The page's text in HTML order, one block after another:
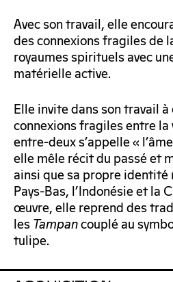
Avec son travail, elle
des connexions fragiles de
royaumes spirituels avec
matérielle active.
Elle invite dans son travail
connexions fragiles entre la
entre-deux s’appelle «
elle mêle récit du passé et
ainsi que sa propre
Pays-Bas, l’Indonésie et la
œuvre, elle reprend des
lesTampancouplé au
tulipe.